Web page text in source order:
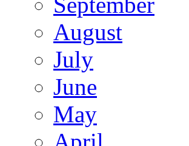
August
July
June
May